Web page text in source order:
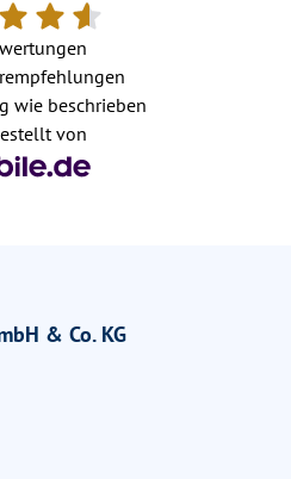
wie beschrieben
von
& Co. KG